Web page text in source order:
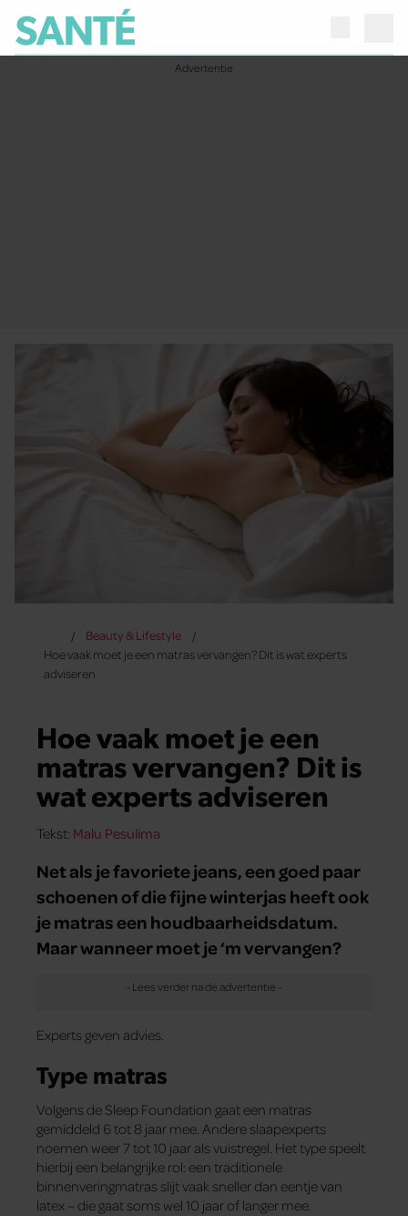
Beauty & Lifestyle
Hoe vaak moet je een matras vervangen? Dit is wat experts
adviseren
Hoe vaak moet je een
matras vervangen? Dit is
wat experts adviseren
Tekst: Malu Pesulima
Net als je favoriete jeans, een goed paar
schoenen of die fijne winterjas heeft ook
je matras een houdbaarheidsdatum.
Maar wanneer moet je ‘m vervangen?
Experts geven advies.
Type matras
Volgens de Sleep Foundation gaat een matras
gemiddeld 6 tot 8 jaar mee. Andere slaapexperts
noemen weer 7 tot 10 jaar als vuistregel. Het type speelt
hierbij een belangrijke rol: een traditionele
binnenveringmatras slijt vaak sneller dan eentje van
latex – die gaat soms wel 10 jaar of langer mee.